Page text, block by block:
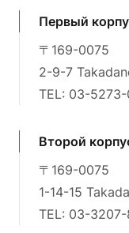
Первый
〒169-0075
2-9-7
TEL: 03-
Второй
〒169-0075
1-14-15
TEL: 03-